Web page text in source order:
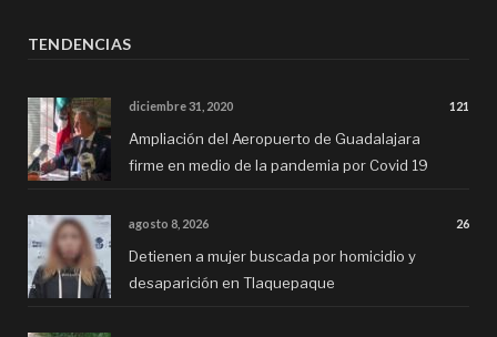
TENDENCIAS
diciembre 31, 2020 121
Ampliación del Aeropuerto de Guadalajara
firme en medio de la pandemia por Covid 19
agosto 8, 2026 26
Detienen a mujer buscada por homicidio y
desaparición en Tlaquepaque